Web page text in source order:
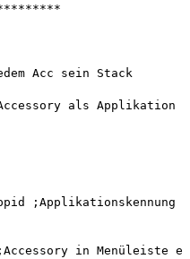
Acc sein Stack
als Applikation
;Applikationskennung
in Menüleiste